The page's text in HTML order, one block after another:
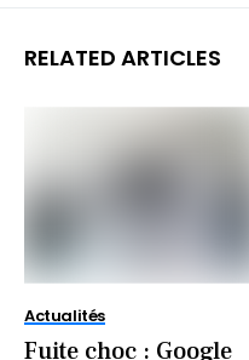
RELATED ARTICLES
Actualités
Fuite choc : Google